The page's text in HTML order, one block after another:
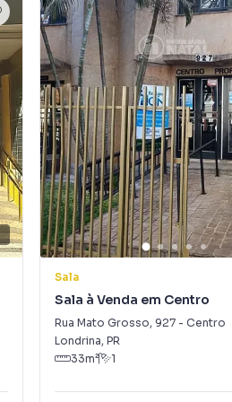
Sala
Sala à Venda em Centro
Rua Mato Grosso, 927 - Centro
Londrina, PR
33m² 1